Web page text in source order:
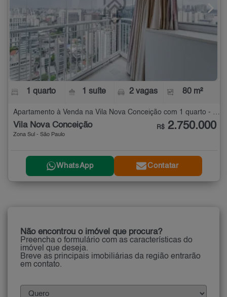
1 quarto 1 suíte 2 vagas 80 m²
Vila Nova Conceição
Zona Sul - São Paulo
R$ 2.750.000
WhatsApp Contatar
Não encontrou o imóvel que procura?
Preencha o formulário com as características do
imóvel que deseja.
Breve as principais imobiliárias da região entrarão
em contato.